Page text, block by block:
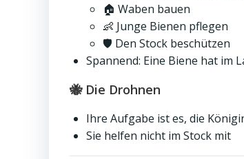
🏠 Waben bauen
👶 Junge Bienen pflegen
🛡 Den Stock beschützen
Spannend: Eine Biene hat im
🐝 Die Drohnen
Ihre Aufgabe ist es, die
Sie helfen nicht im Stock mit